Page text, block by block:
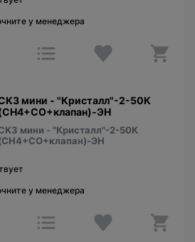
у менеджера
мини - "Кристалл"-2-50К
ЭН
мини - "Кристалл"-2-50К
ЭН
у менеджера